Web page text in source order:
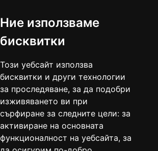
Ние използваме
бисквитки
Този уебсайт използва
бисквитки и други технологии
за проследяване, за да подобри
изживяването ви при
сърфиране за следните цели: за
активиране на основната
функционалност на уебсайта, за
Ботев" 43
и абонаменти